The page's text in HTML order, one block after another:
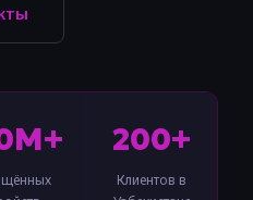
200+
Клиентов в